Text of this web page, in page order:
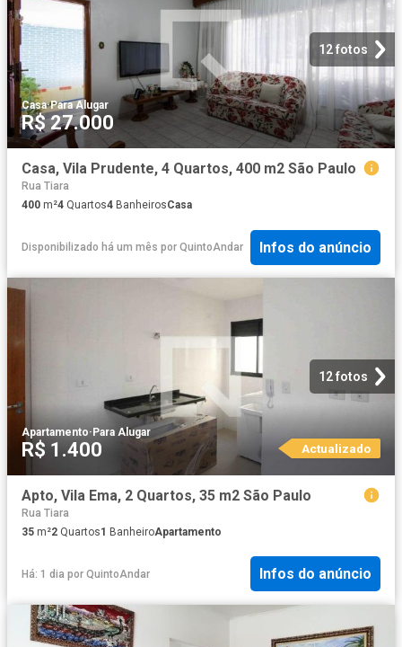
12 fotos
Casa·Para Alugar
R$ 27.000
Casa, Vila Prudente, 4 Quartos, 400 m2 São Paulo
Rua Tiara
400 m²4 Quartos4 BanheirosCasa
Disponibilizado há um mês por QuintoAndar Infos do anúncio
12 fotos
Apartamento· Para Alugar
R$ 1.400 Actualizado
Apto, Vila Ema, 2 Quartos, 35 m2 São Paulo
Rua Tiara
35 m²2 Quartos1 BanheiroApartamento
Há: 1 dia por QuintoAndar Infos do anúncio